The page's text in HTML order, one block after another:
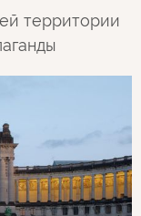
территории